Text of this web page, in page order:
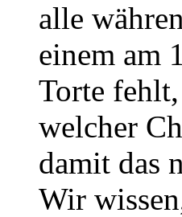
alle
einem am
Torte
welcher
damit das
Wir